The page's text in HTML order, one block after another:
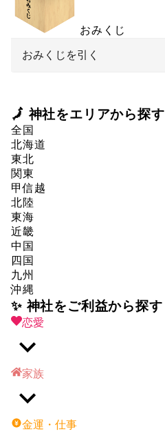
おみくじ
おみくじを引く
🗾 神社をエリアから探す
全国
北海道
東北
関東
甲信越
北陸
東海
近畿
中国
四国
九州
沖縄
✨ 神社をご利益から探す
恋愛
家族
金運・仕事